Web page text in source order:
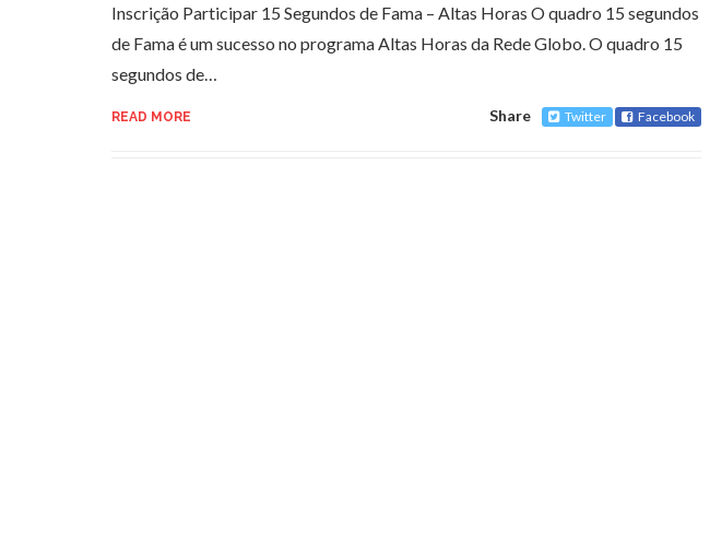
Inscrição Participar 15 Segundos de Fama – Altas Horas O quadro 15 segundos
de Fama é um sucesso no programa Altas Horas da Rede Globo. O quadro 15
segundos de…
READ MORE Share Twitter Facebook